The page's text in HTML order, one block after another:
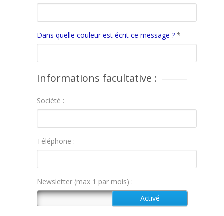
Dans quelle couleur est écrit ce message ? *
Informations facultative :
Société :
Téléphone :
Newsletter (max 1 par mois) :